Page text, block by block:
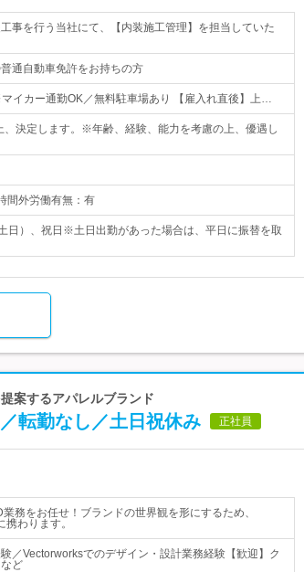
事を行う当社にて、【内装施工管理】を担当していた
自動車免許をお持ちの方
イカー通勤OK／無料駐車場あり 【雇入れ直後】上…
決定します。※年齢、経験、能力を考慮の上、優遇し
間外労働有無：有
）、祝日※土日出勤があった場合は、平日に振替を取
案するアパレルブランド
転勤なし／土日祝休み 正社員
務をお任せ！ブランドの世界観を形にするため、
わります。
／Vectorworksでのデザイン・設計業務経験【歓迎】ク
ど